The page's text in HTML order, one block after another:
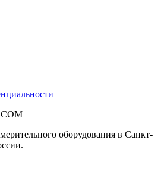
оборудования в Санкт-